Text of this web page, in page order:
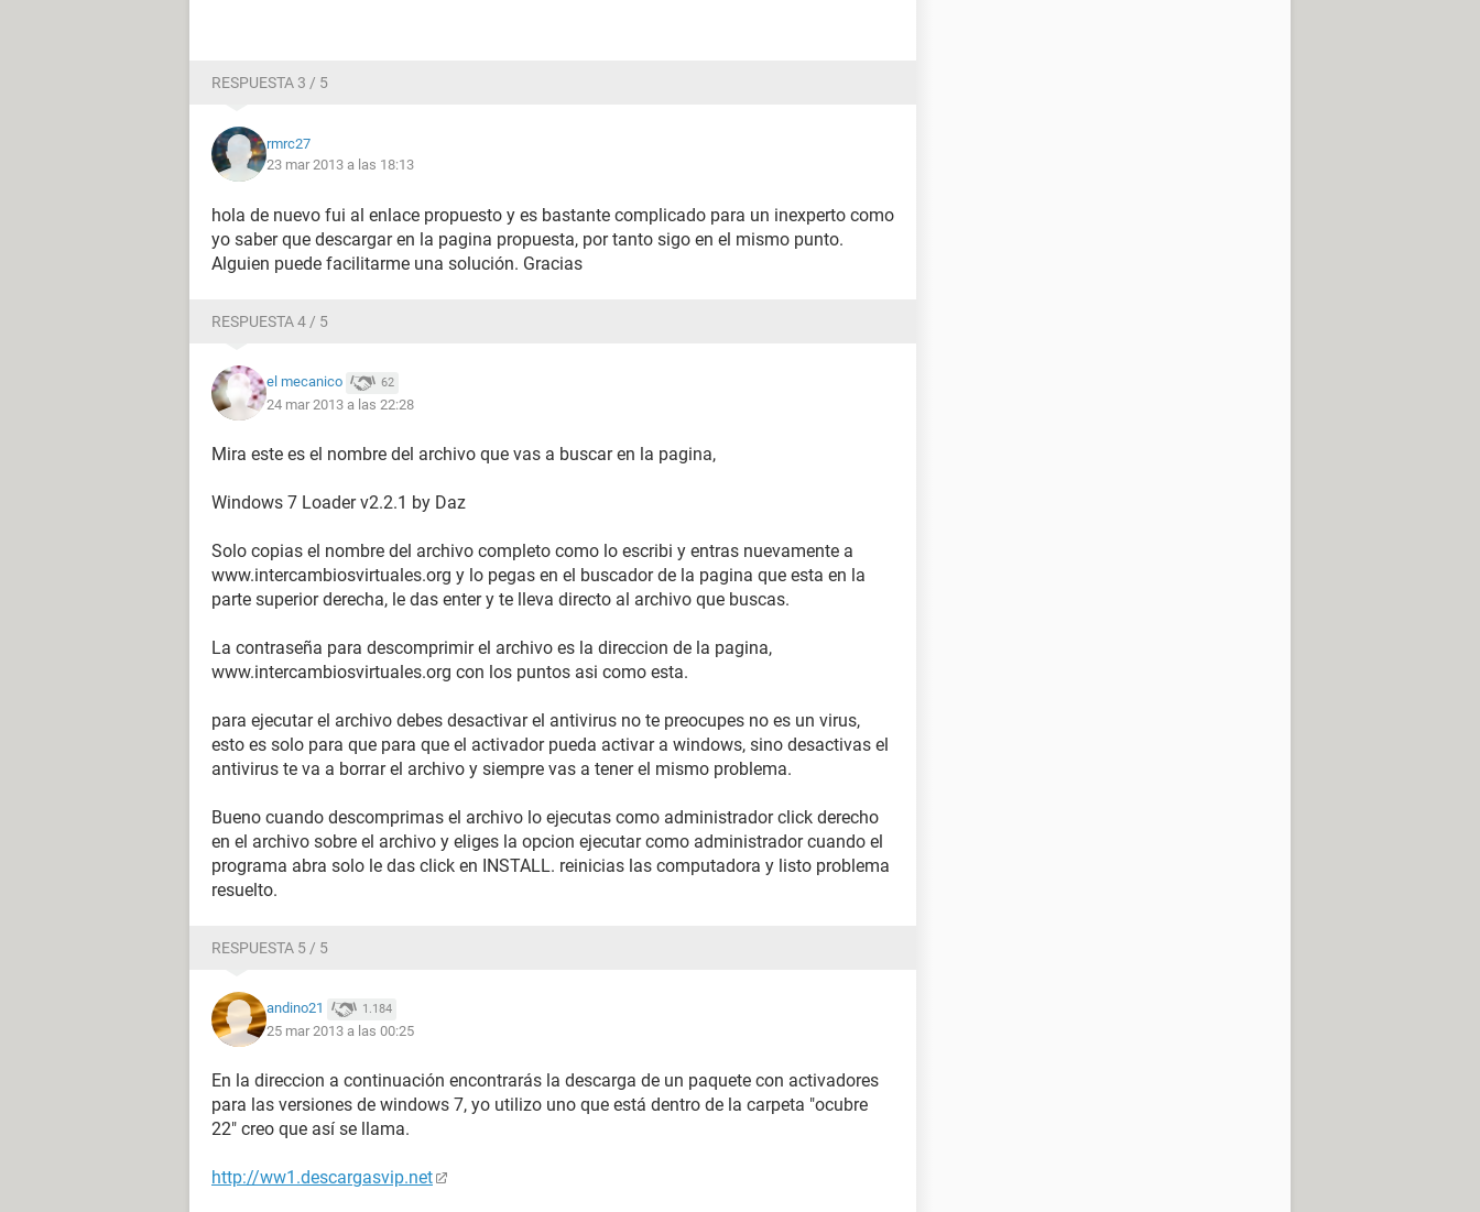
RESPUESTA 3 / 5
rmrc27
23 mar 2013 a las 18:13
hola de nuevo fui al enlace propuesto y es bastante complicado para un inexperto como
yo saber que descargar en la pagina propuesta, por tanto sigo en el mismo punto.
Alguien puede facilitarme una solución. Gracias
RESPUESTA 4 / 5
el mecanico 62
24 mar 2013 a las 22:28
Mira este es el nombre del archivo que vas a buscar en la pagina,
Windows 7 Loader v2.2.1 by Daz
Solo copias el nombre del archivo completo como lo escribi y entras nuevamente a
www.intercambiosvirtuales.org y lo pegas en el buscador de la pagina que esta en la
parte superior derecha, le das enter y te lleva directo al archivo que buscas.
La contraseña para descomprimir el archivo es la direccion de la pagina,
www.intercambiosvirtuales.org con los puntos asi como esta.
para ejecutar el archivo debes desactivar el antivirus no te preocupes no es un virus,
esto es solo para que para que el activador pueda activar a windows, sino desactivas el
antivirus te va a borrar el archivo y siempre vas a tener el mismo problema.
Bueno cuando descomprimas el archivo lo ejecutas como administrador click derecho
en el archivo sobre el archivo y eliges la opcion ejecutar como administrador cuando el
programa abra solo le das click en INSTALL. reinicias las computadora y listo problema
resuelto.
RESPUESTA 5 / 5
andino21 1.184
25 mar 2013 a las 00:25
En la direccion a continuación encontrarás la descarga de un paquete con activadores
para las versiones de windows 7, yo utilizo uno que está dentro de la carpeta "ocubre
22" creo que así se llama.
http://ww1.descargasvip.net